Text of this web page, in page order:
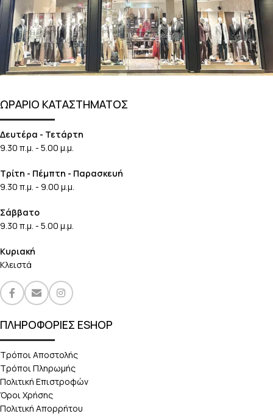
ΩΡΑΡΙΟ ΚΑΤΑΣΤΗΜΑΤΟΣ
Δευτέρα - Τετάρτη
9.30 π.μ. - 5.00 μ.μ.
Τρίτη - Πέμπτη - Παρασκευή
9.30 π.μ. - 9.00 μ.μ.
Σάββατο
9.30 π.μ. - 5.00 μ.μ.
Κυριακή
Κλειστά
ΠΛΗΡΟΦΟΡΙΕΣ ESHOP
Τρόποι Αποστολής
Τρόποι Πληρωμής
Πολιτική Επιστροφών
Όροι Χρήσης
Πολιτική Απορρήτου